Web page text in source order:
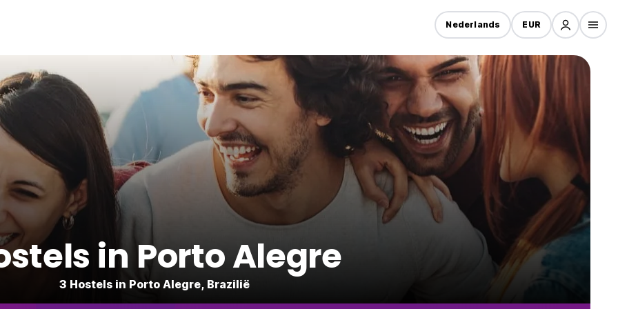
Nederlands EUR
in Porto Alegre
3 Hostels in Porto Alegre, Brazilië